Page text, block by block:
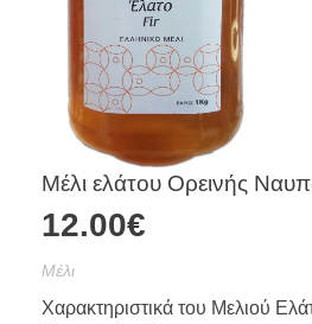
Μέλι ελάτου Ορεινής
12.00€
Mέλι
Χαρακτηριστικά του Μελιού